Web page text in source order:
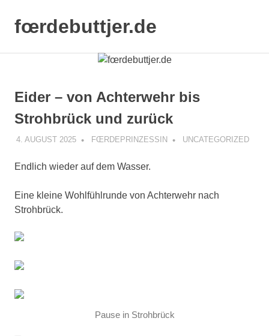
Inhalt
springen
fœrdebuttjer.de
Eider – von Achterwehr bis
Strohbrück und zurück
4. AUGUST 2025 FŒRDEPRINZESSIN UNCATEGORIZED
Endlich wieder auf dem Wasser.
Eine kleine Wohlfühlrunde von Achterwehr nach
Strohbrück.
Pause in Strohbrück